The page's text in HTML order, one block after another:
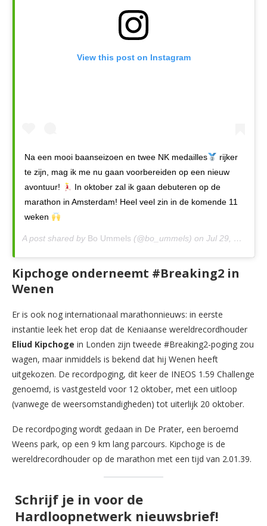
View this post on Instagram
Na een mooi baanseizoen en twee NK medailles
rijker
te zijn, mag ik me nu gaan voorbereiden op een nieuw
avontuur!
In oktober zal ik gaan debuteren op de
marathon in Amsterdam! Heel veel zin in de komende 11
weken
A post shared by Bo Ummels (@bo_ummels) on Jul 29, 2019 at 1:12am PDT
Kipchoge onderneemt #Breaking2 in
Wenen
Er is ook nog internationaal marathonnieuws: in eerste
instantie leek het erop dat de Keniaanse wereldrecordhouder
Eliud Kipchoge in Londen zijn tweede #Breaking2-poging zou
wagen, maar inmiddels is bekend dat hij Wenen heeft
uitgekozen. De recordpoging, dit keer de INEOS 1.59 Challenge
genoemd, is vastgesteld voor 12 oktober, met een uitloop
(vanwege de weersomstandigheden) tot uiterlijk 20 oktober.
De recordpoging wordt gedaan in De Prater, een beroemd
Weens park, op een 9 km lang parcours. Kipchoge is de
wereldrecordhouder op de marathon met een tijd van 2.01.39.
Schrijf je in voor de
Hardloopnetwerk nieuwsbrief!